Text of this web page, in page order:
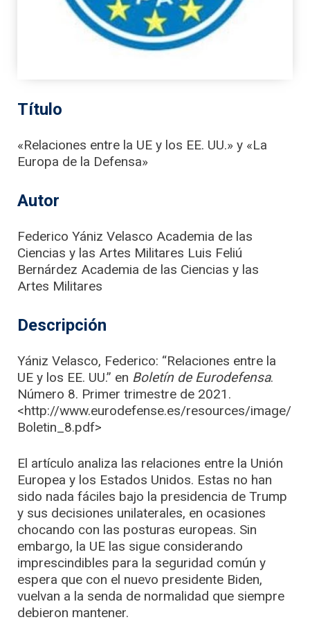
Título
«Relaciones entre la UE y los EE. UU.» y «La
Europa de la Defensa»
Autor
Federico Yániz Velasco Academia de las
Ciencias y las Artes Militares Luis Feliú
Bernárdez Academia de las Ciencias y las
Artes Militares
Descripción
Yániz Velasco, Federico: “Relaciones entre la
UE y los EE. UU.” en Boletín de Eurodefensa.
Número 8. Primer trimestre de 2021.
<http://www.eurodefense.es/resources/image/
Boletin_8.pdf>
El artículo analiza las relaciones entre la Unión
Europea y los Estados Unidos. Estas no han
sido nada fáciles bajo la presidencia de Trump
y sus decisiones unilaterales, en ocasiones
chocando con las posturas europeas. Sin
embargo, la UE las sigue considerando
imprescindibles para la seguridad común y
espera que con el nuevo presidente Biden,
vuelvan a la senda de normalidad que siempre
debieron mantener.